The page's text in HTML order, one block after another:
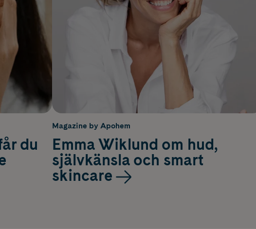
du
Magazine by Apohem
Emma Wiklund om hud,
självkänsla och smart
skincare